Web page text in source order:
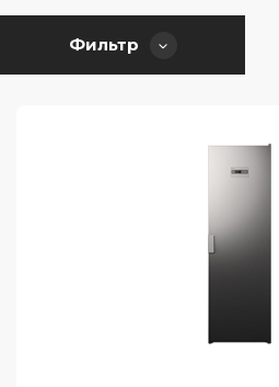
Фильтр
185.4
193
44.5
50
58.5
60.5
Применить